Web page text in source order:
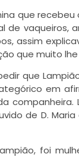
que recebeu
vaqueiros,
assim
que muito
que
em
de D.
foi